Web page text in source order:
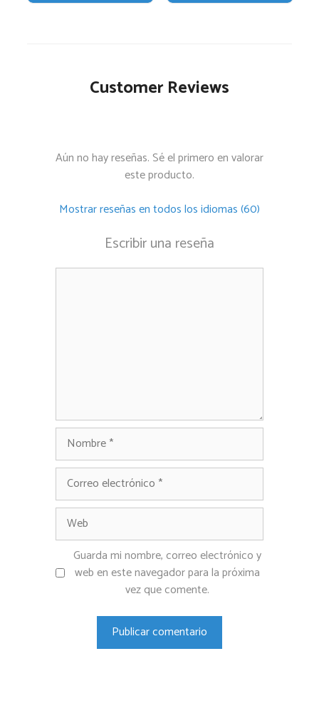
Customer Reviews
Aún no hay reseñas. Sé el primero en valorar
este producto.
Mostrar reseñas en todos los idiomas (60)
Escribir una reseña
Comentario
Nombre
Correo
Web
Guarda mi nombre, correo electrónico y
web en este navegador para la próxima
vez que comente.